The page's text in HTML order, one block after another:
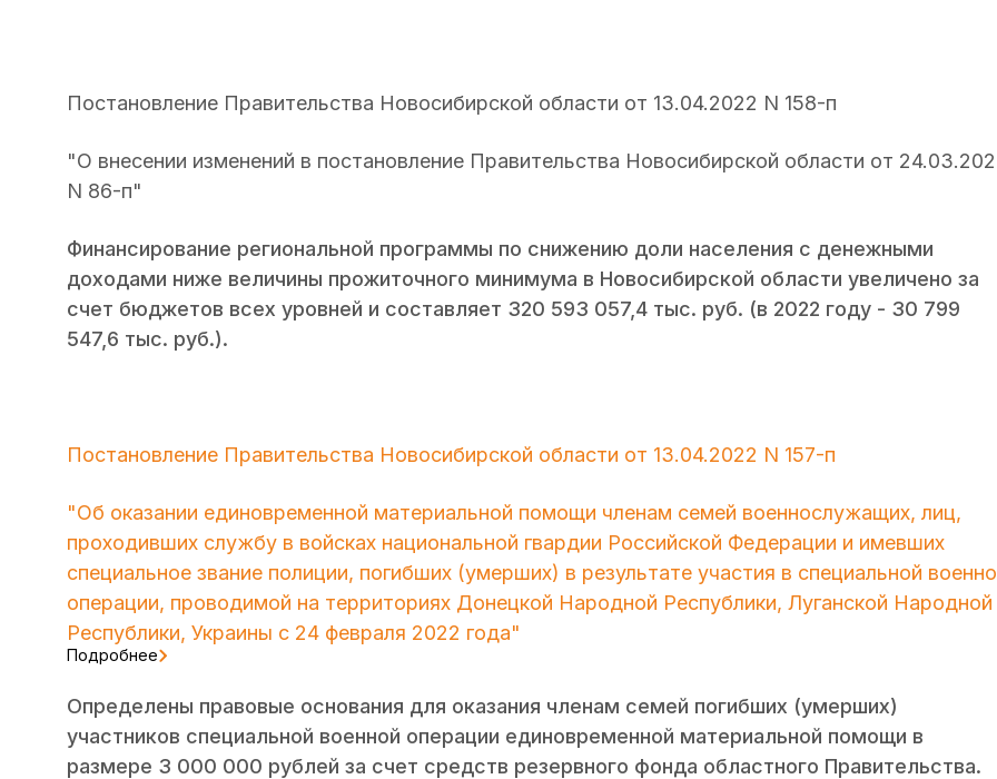
Постановление Правительства Новосибирской области от 13.04.2022 N 158-п
"О внесении изменений в постановление Правительства Новосибирской области от
N 86-п"
Финансирование региональной программы по снижению доли населения с денежными
доходами ниже величины прожиточного минимума в Новосибирской области увеличено за
счет бюджетов всех уровней и составляет 320 593 057,4 тыс. руб. (в 2022 году - 30 799
547,6 тыс. руб.).
Постановление Правительства Новосибирской области от 13.04.2022 N 157-п
"Об оказании единовременной материальной помощи членам семей военнослужащих, лиц,
проходивших службу в войсках национальной гвардии Российской Федерации и имевших
специальное звание полиции, погибших (умерших) в результате участия в специальной
операции, проводимой на территориях Донецкой Народной Республики, Луганской Народной
Республики, Украины с 24 февраля 2022 года"
Подробнее
Определены правовые основания для оказания членам семей погибших (умерших)
участников специальной военной операции единовременной материальной помощи в
размере 3 000 000 рублей за счет средств резервного фонда областного Правительства.